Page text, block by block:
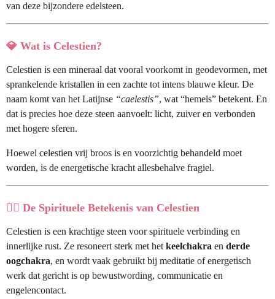
van deze bijzondere edelsteen.
💎 Wat is Celestien?
Celestien is een mineraal dat vooral voorkomt in geodevormen, met
sprankelende kristallen in een zachte tot intens blauwe kleur. De
naam komt van het Latijnse “caelestis”, wat “hemels” betekent. En
dat is precies hoe deze steen aanvoelt: licht, zuiver en verbonden
met hogere sferen.
Hoewel celestien vrij broos is en voorzichtig behandeld moet
worden, is de energetische kracht allesbehalve fragiel.
🧘‍♀️ De Spirituele Betekenis van Celestien
Celestien is een krachtige steen voor spirituele verbinding en
innerlijke rust. Ze resoneert sterk met het keelchakra en derde
oogchakra, en wordt vaak gebruikt bij meditatie of energetisch
werk dat gericht is op bewustwording, communicatie en
engelencontact.